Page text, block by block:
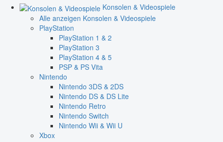
Konsolen & Videospiele
Alle anzeigen Konsolen & Videospiele
PlayStation
PlayStation 1 & 2
PlayStation 3
PlayStation 4 & 5
PSP & PS Vita
Nintendo
Nintendo 3DS & 2DS
Nintendo DS & DS Lite
Nintendo Retro
Nintendo Switch
Nintendo Wii & Wii U
Xbox